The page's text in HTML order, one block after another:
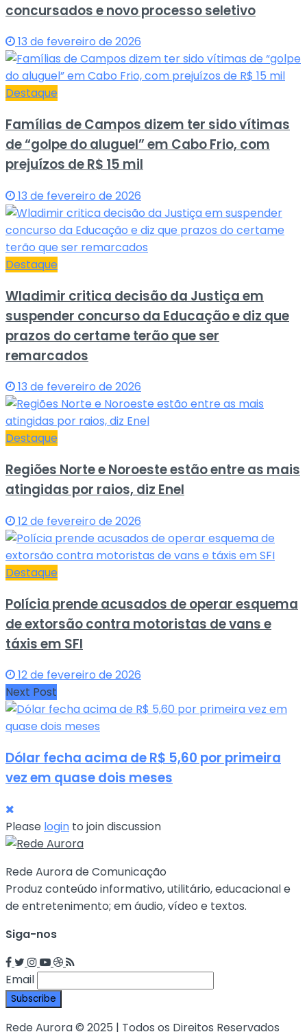
concursados e novo processo seletivo
13 de fevereiro de 2026
Destaque
Famílias de Campos dizem ter sido vítimas
de “golpe do aluguel” em Cabo Frio, com
prejuízos de R$ 15 mil
13 de fevereiro de 2026
Destaque
Wladimir critica decisão da Justiça em
suspender concurso da Educação e diz que
prazos do certame terão que ser
remarcados
13 de fevereiro de 2026
Destaque
Regiões Norte e Noroeste estão entre as mais
atingidas por raios, diz Enel
12 de fevereiro de 2026
Destaque
Polícia prende acusados de operar esquema
de extorsão contra motoristas de vans e
táxis em SFI
12 de fevereiro de 2026
Next Post
Dólar fecha acima de R$ 5,60 por primeira
vez em quase dois meses
Please login to join discussion
Rede Aurora de Comunicação
Produz conteúdo informativo, utilitário, educacional e
de entretenimento; em áudio, vídeo e textos.
Siga-nos
Email
Rede Aurora © 2025 | Todos os Direitos Reservados